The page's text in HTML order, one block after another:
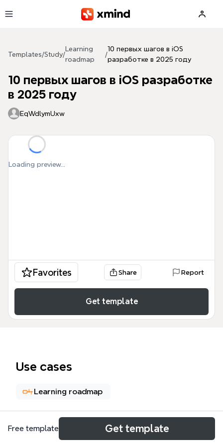
Templates/Study/
Learning
roadmap
/
10 первых шагов в iOS
разработке в 2025 году
10 первых шагов в iOS разработке
в 2025 году
EqWdlymUxw
Loading preview...
Favorites Share Report
Get template
Use cases
Learning roadmap
About
Free template Get template